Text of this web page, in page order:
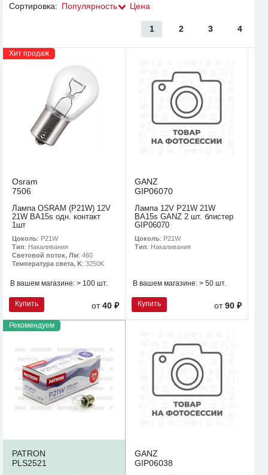
Сортировка: Популярность Цена
1 2 3 4
Хит продаж
Osram
7506
Лампа OSRAM (P21W) 12V
21W BA15s одн. контакт
1шт
Цоколь: P21W
Тип: Накаливания
Световой поток, Лм: 460
Температура света, K: 3250K
В вашем магазине: > 100 шт.
Купить от40 ₽
GANZ
GIP06070
Лампа 12V P21W 21W
BA15s GANZ 2 шт. блистер
GIP06070
Цоколь: P21W
Тип: Накаливания
В вашем магазине: > 50 шт.
Купить от90 ₽
Рекомендуем
PATRON
PLS2521
GANZ
GIP06038